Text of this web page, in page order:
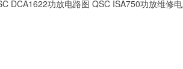
DCA1622功放电路图 QSC ISA750功放维修